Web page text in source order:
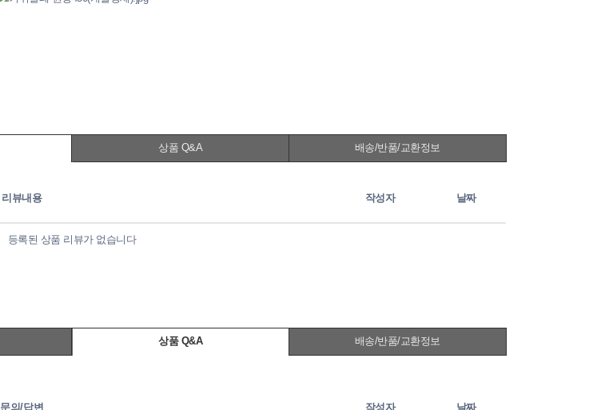
상품 Q&A 배송/반품/교환정보
리뷰내용 작성자 날짜
등록된 상품 리뷰가 없습니다
상품 Q&A 배송/반품/교환정보
문의/답변 작성자 날짜